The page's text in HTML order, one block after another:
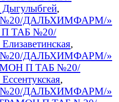
,
ДАЛЬХИМФАРМ/»
ТАБ №20/
,
ДАЛЬХИМФАРМ/»
П ТАБ №20/
,
ДАЛЬХИМФАРМ/»